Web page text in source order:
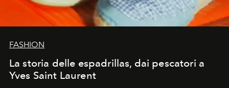
FASHION
La storia delle espadrillas, dai pescatori a
Yves Saint Laurent